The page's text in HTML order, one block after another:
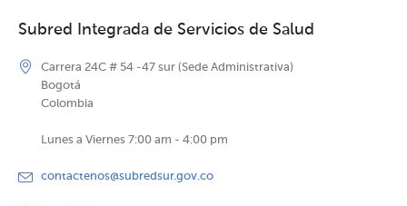
Subred Integrada de Servicios de Salud
Carrera 24C # 54 -47 sur (Sede Administrativa)
Bogotá
Colombia
Lunes a Viernes 7:00 am - 4:00 pm
contactenos@subredsur.gov.co